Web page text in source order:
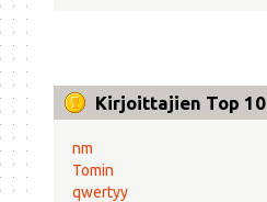
Kirjoittajien Top 10
nm
Tomin
qwertyy